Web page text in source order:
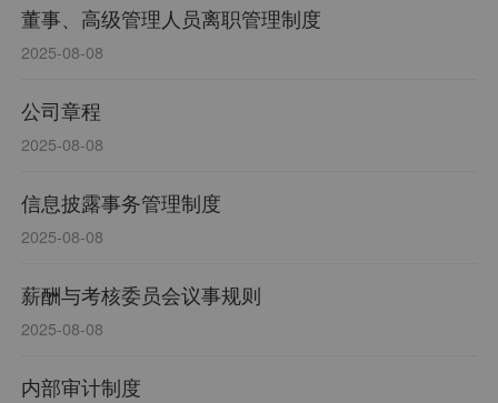
董事、高级管理人员离职管理制度
2025-08-08
公司章程
2025-08-08
信息披露事务管理制度
2025-08-08
薪酬与考核委员会议事规则
2025-08-08
内部审计制度